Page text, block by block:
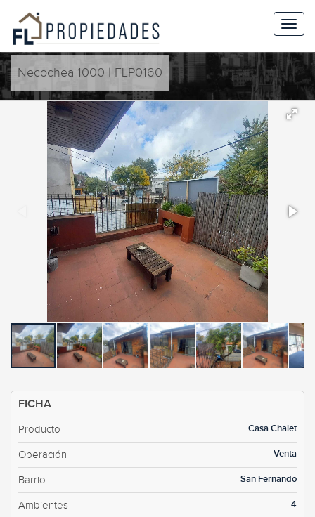
Necochea 1000 | FLP0160
FICHA
Producto Casa Chalet
Operación Venta
Barrio San Fernando
Ambientes 4